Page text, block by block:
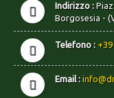
Indirizzo :
Borgosesia -
Telefono :
Email :